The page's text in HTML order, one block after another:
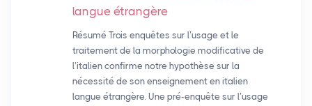
langue étrangère
Résumé Trois enquêtes sur l’usage et le
traitement de la morphologie modificative de
l’italien confirme notre hypothèse sur la
nécessité de son enseignement en italien
langue étrangère. Une pré-enquête sur l’usage